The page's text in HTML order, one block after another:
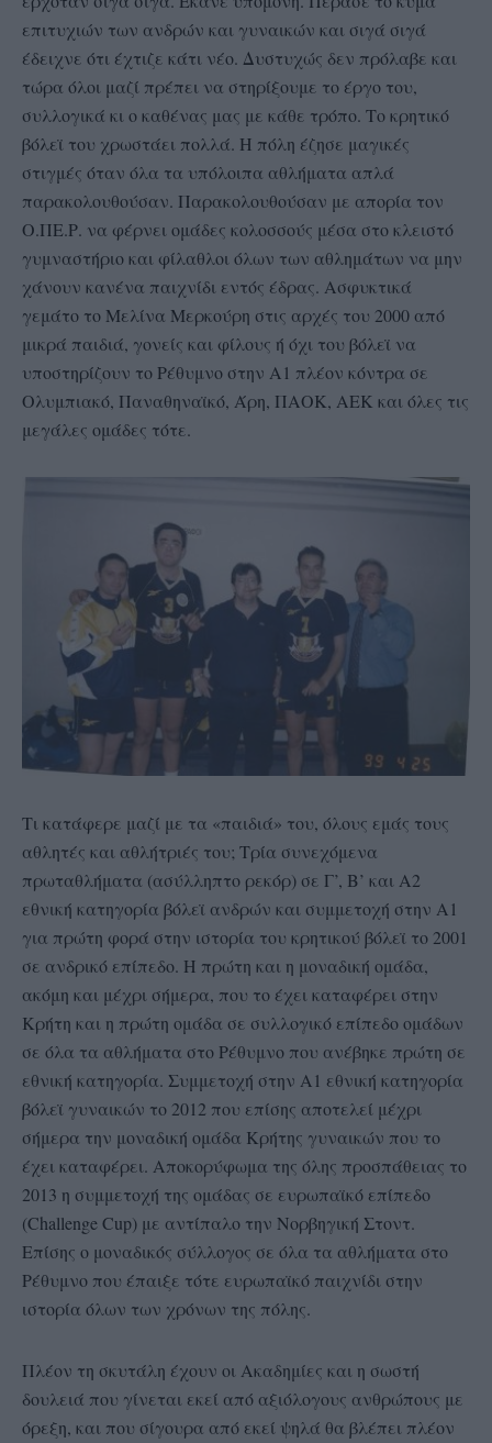
επιτυχιών των ανδρών και γυναικών και σιγά σιγά
έδειχνε ότι έχτιζε κάτι νέο. Δυστυχώς δεν πρόλαβε και
τώρα όλοι μαζί πρέπει να στηρίξουμε το έργο του,
συλλογικά κι ο καθένας μας με κάθε τρόπο. Το κρητικό
βόλεϊ του χρωστάει πολλά. Η πόλη έζησε μαγικές
στιγμές όταν όλα τα υπόλοιπα αθλήματα απλά
παρακολουθούσαν. Παρακολουθούσαν με απορία τον
Ο.ΠΕ.Ρ. να φέρνει ομάδες κολοσσούς μέσα στο κλειστό
γυμναστήριο και φίλαθλοι όλων των αθλημάτων να μην
χάνουν κανένα παιχνίδι εντός έδρας. Ασφυκτικά
γεμάτο το Μελίνα Μερκούρη στις αρχές του 2000 από
μικρά παιδιά, γονείς και φίλους ή όχι του βόλεϊ να
υποστηρίζουν το Ρέθυμνο στην Α1 πλέον κόντρα σε
Ολυμπιακό, Παναθηναϊκό, Άρη, ΠΑΟΚ, ΑΕΚ και όλες τις
μεγάλες ομάδες τότε.
Τι κατάφερε μαζί με τα «παιδιά» του, όλους εμάς τους
αθλητές και αθλήτριές του; Τρία συνεχόμενα
πρωταθλήματα (ασύλληπτο ρεκόρ) σε Γ’, Β’ και Α2
εθνική κατηγορία βόλεϊ ανδρών και συμμετοχή στην Α1
για πρώτη φορά στην ιστορία του κρητικού βόλεϊ το 2001
σε ανδρικό επίπεδο. Η πρώτη και η μοναδική ομάδα,
ακόμη και μέχρι σήμερα, που το έχει καταφέρει στην
Κρήτη και η πρώτη ομάδα σε συλλογικό επίπεδο ομάδων
σε όλα τα αθλήματα στο Ρέθυμνο που ανέβηκε πρώτη σε
εθνική κατηγορία. Συμμετοχή στην Α1 εθνική κατηγορία
βόλεϊ γυναικών το 2012 που επίσης αποτελεί μέχρι
σήμερα την μοναδική ομάδα Κρήτης γυναικών που το
έχει καταφέρει. Αποκορύφωμα της όλης προσπάθειας το
2013 η συμμετοχή της ομάδας σε ευρωπαϊκό επίπεδο
(Challenge Cup) με αντίπαλο την Νορβηγική Στοντ.
Επίσης ο μοναδικός σύλλογος σε όλα τα αθλήματα στο
Ρέθυμνο που έπαιξε τότε ευρωπαϊκό παιχνίδι στην
ιστορία όλων των χρόνων της πόλης.
Πλέον τη σκυτάλη έχουν οι Ακαδημίες και η σωστή
δουλειά που γίνεται εκεί από αξιόλογους ανθρώπους με
όρεξη, και που σίγουρα από εκεί ψηλά θα βλέπει πλέον